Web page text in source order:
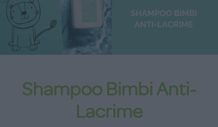
Shampoo Bimbi Anti-
Lacrime